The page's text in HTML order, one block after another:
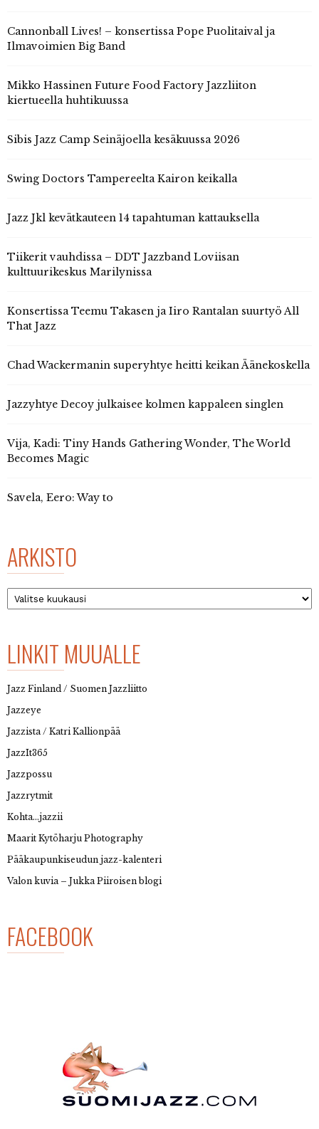
Cannonball Lives! – konsertissa Pope Puolitaival ja
Ilmavoimien Big Band
Mikko Hassinen Future Food Factory Jazzliiton
kiertueella huhtikuussa
Sibis Jazz Camp Seinäjoella kesäkuussa 2026
Swing Doctors Tampereelta Kairon keikalla
Jazz Jkl kevätkauteen 14 tapahtuman kattauksella
Tiikerit vauhdissa – DDT Jazzband Loviisan
kulttuurikeskus Marilynissa
Konsertissa Teemu Takasen ja Iiro Rantalan suurtyö All
That Jazz
Chad Wackermanin superyhtye heitti keikan Äänekoskella
Jazzyhtye Decoy julkaisee kolmen kappaleen singlen
Vija, Kadi: Tiny Hands Gathering Wonder, The World
Becomes Magic
Savela, Eero: Way to
ARKISTO
Arkisto
LINKIT MUUALLE
Jazz Finland / Suomen Jazzliitto
Jazzeye
Jazzista / Katri Kallionpää
JazzIt365
Jazzpossu
Jazzrytmit
Kohta…jazzii
Maarit Kytöharju Photography
Pääkaupunkiseudun jazz-kalenteri
Valon kuvia – Jukka Piiroisen blogi
FACEBOOK